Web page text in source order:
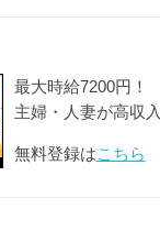
最大時給7200円！
主婦・人妻が高収入
無料登録はこちら